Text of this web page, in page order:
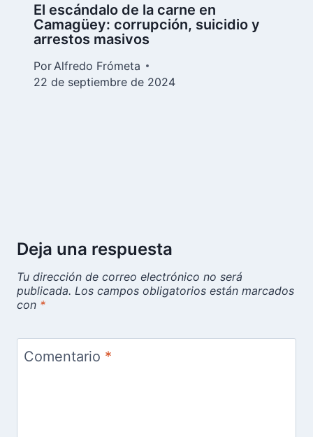
El escándalo de la carne en
Camagüey: corrupción, suicidio y
arrestos masivos
Por Alfredo Frómeta
22 de septiembre de 2024
Deja una respuesta
Tu dirección de correo electrónico no será
publicada. Los campos obligatorios están marcados
con *
Comentario *